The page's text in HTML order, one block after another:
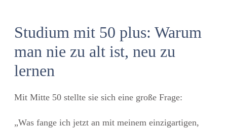
Studium mit 50 plus: Warum
man nie zu alt ist, neu zu
lernen
Mit Mitte 50 stellte sie sich eine große Frage:
„Was fange ich jetzt an mit meinem einzigartigen,